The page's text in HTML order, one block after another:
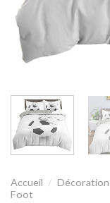
Accueil /
Foot